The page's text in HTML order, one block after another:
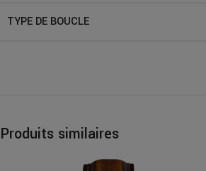
TYPE DE BOUCLE
Produits similaires